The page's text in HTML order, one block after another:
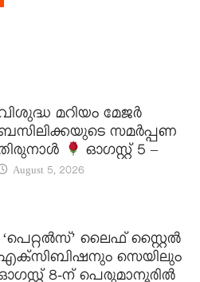
മറിയം മേജർ
സമർപ്പണ
ഓഗസ്റ്റ് 5 –
August 5, 2026
‘പെറ്റൽസ്’ ലൈഫ് സ്റ്റൈൽ
സെയിലും